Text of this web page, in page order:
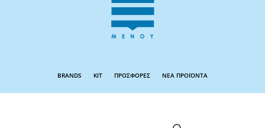
Menu
BRANDS KIT ΠΡΟΣΦΟΡΕΣ ΝΕΑ ΠΡΟΪΟΝΤΑ